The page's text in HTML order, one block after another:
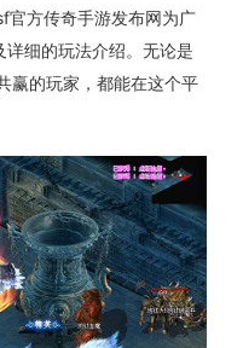
官方传奇手游发布网为广
细的玩法介绍。无论是
赢的玩家，都能在这个平